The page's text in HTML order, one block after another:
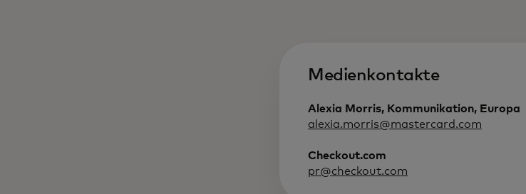
Medienkontakte
Alexia Morris, Kommunikation, Europa
alexia.morris@mastercard.com
Checkout.com
pr@checkout.com